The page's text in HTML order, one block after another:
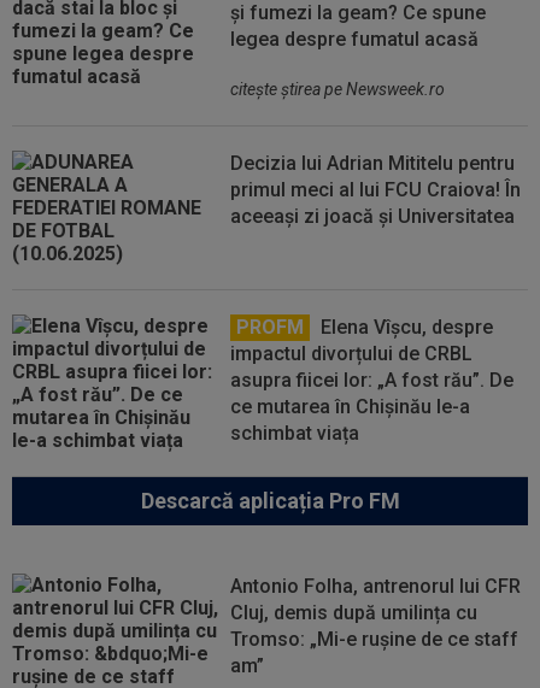
și fumezi la geam? Ce spune
legea despre fumatul acasă
citeşte ştirea pe Newsweek.ro
Decizia lui Adrian Mititelu pentru
primul meci al lui FCU Craiova! În
aceeași zi joacă și Universitatea
PROFM
Elena Vîșcu, despre
impactul divorțului de CRBL
asupra fiicei lor: „A fost rău”. De
ce mutarea în Chișinău le-a
schimbat viața
Descarcă aplicația Pro FM
Antonio Folha, antrenorul lui CFR
Cluj, demis după umilința cu
Tromso: „Mi-e rușine de ce staff
am”